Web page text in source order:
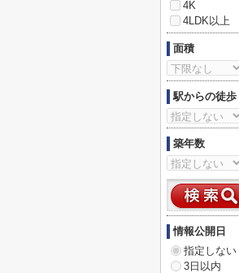
4K
4LDK以上
面積
駅からの徒歩
築年数
情報公開日
指定しない
3日以内